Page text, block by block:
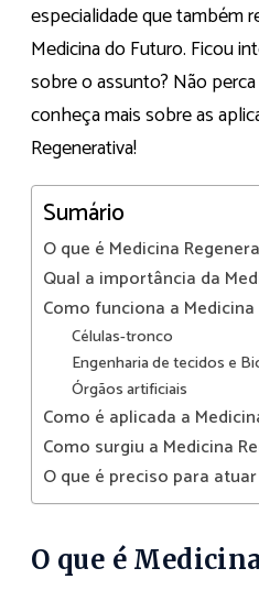
especialidade que também
Medicina do Futuro. Ficou
sobre o assunto? Não
conheça mais sobre as
Regenerativa!
Sumário
O que é Medicina
Qual a importância da
Como funciona a
Células-tronco
Engenharia de tecidos e
Órgãos artificiais
Como é aplicada a
Como surgiu a Medicina
O que é preciso para
O que é